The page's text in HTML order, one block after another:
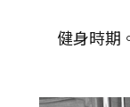
健身時期